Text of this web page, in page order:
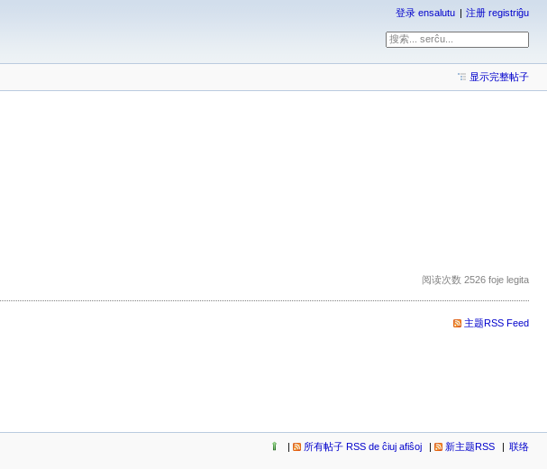
登录 ensalutu 注册 registriĝu
显示完整帖子
阅读次数 2526 foje legita
主题RSS Feed
所有帖子 RSS de ĉiuj afiŝoj 新主题RSS 联络